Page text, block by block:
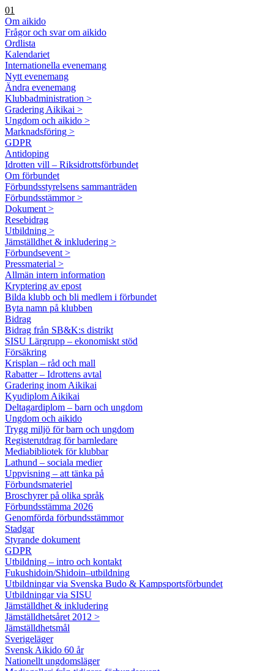
01
Om aikido
Frågor och svar om aikido
Ordlista
Kalendariet
Internationella evenemang
Nytt evenemang
Ändra evenemang
Klubbadministration >
Gradering Aikikai >
Ungdom och aikido >
Marknadsföring >
GDPR
Antidoping
Idrotten vill – Riksidrottsförbundet
Om förbundet
Förbundsstyrelsens sammanträden
Förbundsstämmor >
Dokument >
Resebidrag
Utbildning >
Jämställdhet & inkludering >
Förbundsevent >
Pressmaterial >
Allmän intern information
Kryptering av epost
Bilda klubb och bli medlem i förbundet
Byta namn på klubben
Bidrag
Bidrag från SB&K:s distrikt
SISU Lärgrupp – ekonomiskt stöd
Försäkring
Krisplan – råd och mall
Rabatter – Idrottens avtal
Gradering inom Aikikai
Kyudiplom Aikikai
Deltagardiplom – barn och ungdom
Ungdom och aikido
Trygg miljö för barn och ungdom
Registerutdrag för barnledare
Mediabibliotek för klubbar
Lathund – sociala medier
Uppvisning – att tänka på
Förbundsmateriel
Broschyrer på olika språk
Förbundsstämma 2026
Genomförda förbundsstämmor
Stadgar
Styrande dokument
GDPR
Utbildning – intro och kontakt
Fukushidoin/Shidoin–utbildning
Utbildningar via Svenska Budo & Kampsportsförbundet
Utbildningar via SISU
Jämställdhet & inkludering
Jämställdhetsåret 2012 >
Jämställdhetsmål
Sverigeläger
Svensk Aikido 60 år
Nationellt ungdomsläger